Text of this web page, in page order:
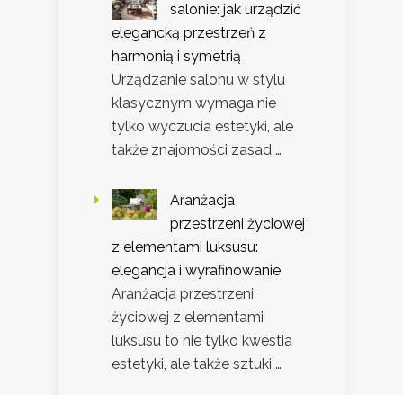
salonie: jak urządzić
elegancką przestrzeń z
harmonią i symetrią
Urządzanie salonu w stylu
klasycznym wymaga nie
tylko wyczucia estetyki, ale
także znajomości zasad …
Aranżacja
przestrzeni życiowej
z elementami luksusu:
elegancja i wyrafinowanie
Aranżacja przestrzeni
życiowej z elementami
luksusu to nie tylko kwestia
estetyki, ale także sztuki …